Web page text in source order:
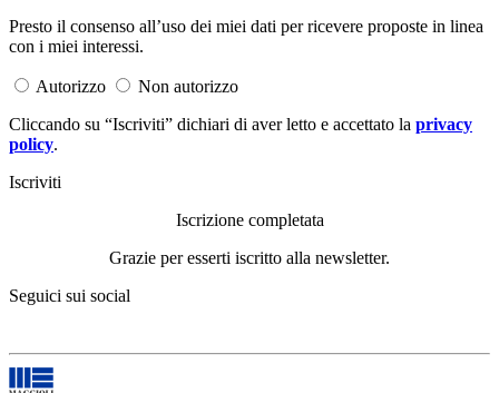
Presto il consenso all’uso dei miei dati per ricevere proposte in linea
con i miei interessi.
Autorizzo
Non autorizzo
Cliccando su “Iscriviti” dichiari di aver letto e accettato la privacy
policy.
Iscriviti
Iscrizione completata
Grazie per esserti iscritto alla newsletter.
Seguici sui social